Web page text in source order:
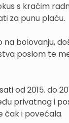
s kraćim
za punu plaću.
na bolovanju,
poslom te
od 2015. do
privatnog i
čak i povećala.